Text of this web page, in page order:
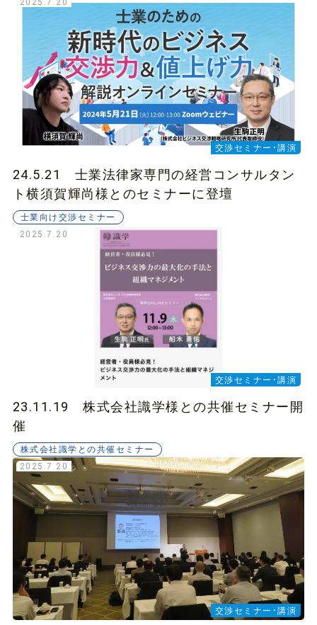
2025.7.20
交渉セミナー・講演
24.5.21 士業法律家専門の経営コンサルタン
ト横須賀輝尚様とのセミナーに登壇
士業向け交渉セミナー
2025.7.20
交渉セミナー・講演
23.11.19 株式会社識学様との共催セミナー開
催
株式会社識学との共催セミナー
2025.7.20
交渉セミナー・講演